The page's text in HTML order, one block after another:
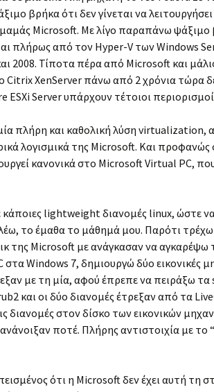
βρήκα ότι δεν γίνεται να
Microsoft. Με λίγο παραπάνω ψάξιμο
πλήρως από τον Hyper-V των Windows
2008. Τίποτα πέρα από Microsoft και
Citrix XenServer πάνω από 2 χρόνια τώρα
ESXi Server υπάρχουν τέτοιοι
πλήρη και καθολική λύση virtualization,
λογισμικά της Microsoft. Και προφανώς
κανονικά στο Microsoft Virtual PC,
lightweight διανομές linux, ώστε
το έμαθα το μάθημά μου. Παρότι
της Microsoft με ανάγκασαν να
Windows 7, δημιουργώ δύο εικονικές
με τη μία, αφού έπρεπε να πειράξω τα
και οι δύο διανομές έτρεξαν από τα
διανομές στον δίσκο των εικονικών
ποτέ. Πλήρης αντιστοιχία με
ότι η Microsoft δεν έχει αυτή τη